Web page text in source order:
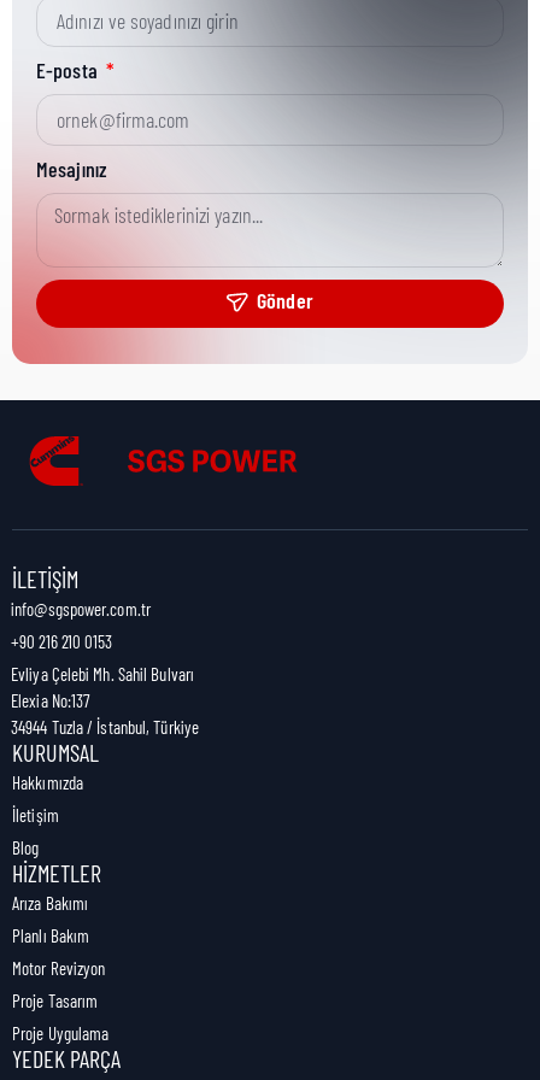
Kısa Parça No:
Ürün Grubu:
Ürün Kategorisi:
Nakliye Yüksekliği:
Nakliye Uzunluğu:
Nakliye Ağırlığı:
E-posta
Mesajınız
Gönder
İLETIŞIM
info@sgspower.com.tr
+90 216 210 0153
Evliya Çelebi Mh. Sahil Bulvarı
Elexia No:137
34944 Tuzla / İstanbul, Türkiye
KURUMSAL
Hakkımızda
İletişim
Blog
HIZMETLER
Arıza Bakımı
Planlı Bakım
Motor Revizyon
Proje Tasarım
Proje Uygulama
YEDEK PARÇA